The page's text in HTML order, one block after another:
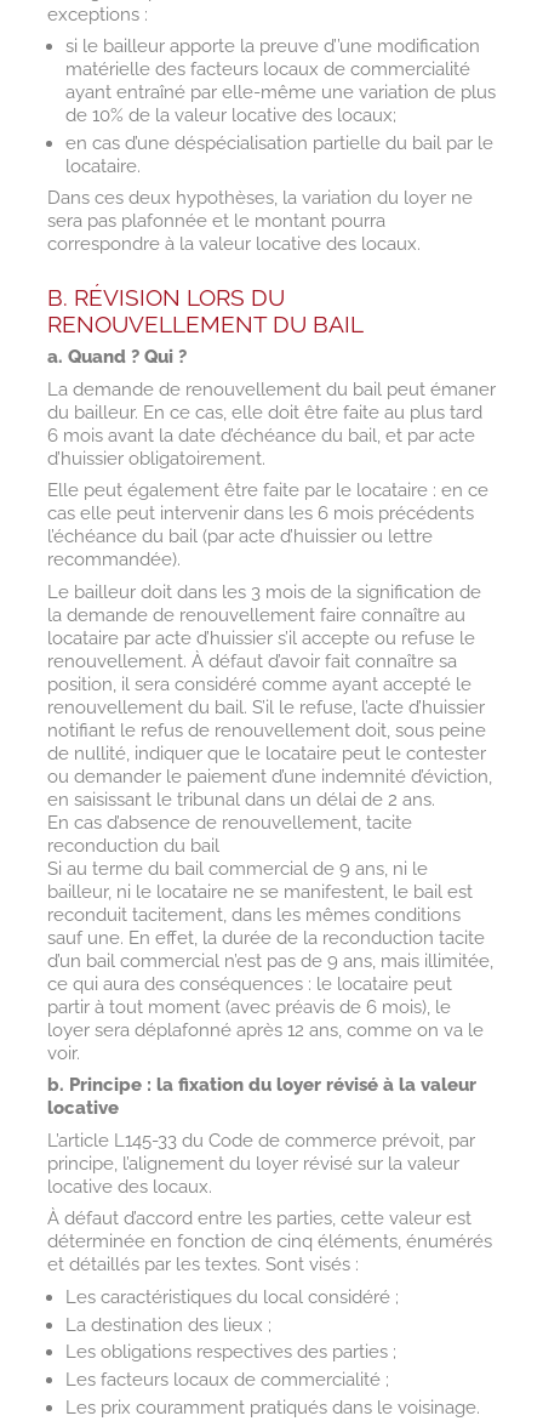
exceptions :
si le bailleur apporte la preuve d’’une modification
matérielle des facteurs locaux de commercialité
ayant entraîné par elle-même une variation de plus
de 10% de la valeur locative des locaux;
en cas d’une déspécialisation partielle du bail par le
locataire.
Dans ces deux hypothèses, la variation du loyer ne
sera pas plafonnée et le montant pourra
correspondre à la valeur locative des locaux.
B. RÉVISION LORS DU
RENOUVELLEMENT DU BAIL
a. Quand ? Qui ?
La demande de renouvellement du bail peut émaner
du bailleur. En ce cas, elle doit être faite au plus tard
6 mois avant la date d’échéance du bail, et par acte
d’huissier obligatoirement.
Elle peut également être faite par le locataire : en ce
cas elle peut intervenir dans les 6 mois précédents
l’échéance du bail (par acte d’huissier ou lettre
recommandée).
Le bailleur doit dans les 3 mois de la signification de
la demande de renouvellement faire connaître au
locataire par acte d’huissier s’il accepte ou refuse le
renouvellement. À défaut d’avoir fait connaître sa
position, il sera considéré comme ayant accepté le
renouvellement du bail. S’il le refuse, l’acte d’huissier
notifiant le refus de renouvellement doit, sous peine
de nullité, indiquer que le locataire peut le contester
ou demander le paiement d’une indemnité d’éviction,
en saisissant le tribunal dans un délai de 2 ans.
En cas d’absence de renouvellement, tacite
reconduction du bail
Si au terme du bail commercial de 9 ans, ni le
bailleur, ni le locataire ne se manifestent, le bail est
reconduit tacitement, dans les mêmes conditions
sauf une. En effet, la durée de la reconduction tacite
d’un bail commercial n’est pas de 9 ans, mais illimitée,
ce qui aura des conséquences : le locataire peut
partir à tout moment (avec préavis de 6 mois), le
loyer sera déplafonné après 12 ans, comme on va le
voir.
b. Principe : la fixation du loyer révisé à la valeur
locative
L’article L145-33 du Code de commerce prévoit, par
principe, l’alignement du loyer révisé sur la valeur
locative des locaux.
À défaut d’accord entre les parties, cette valeur est
déterminée en fonction de cinq éléments, énumérés
et détaillés par les textes. Sont visés :
Les caractéristiques du local considéré ;
La destination des lieux ;
Les obligations respectives des parties ;
Les facteurs locaux de commercialité ;
Les prix couramment pratiqués dans le voisinage.